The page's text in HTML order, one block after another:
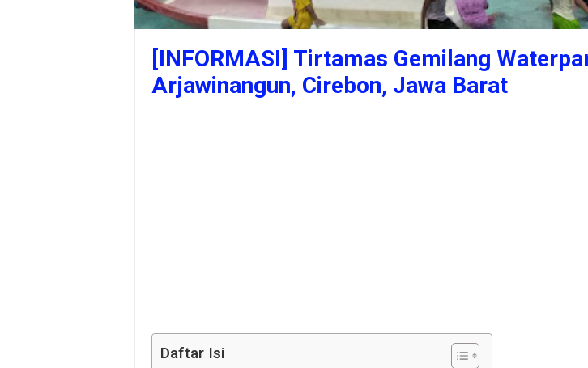
[INFORMASI] Tirtamas Gemilang
Arjawinangun, Cirebon, Jawa Barat
Daftar Isi